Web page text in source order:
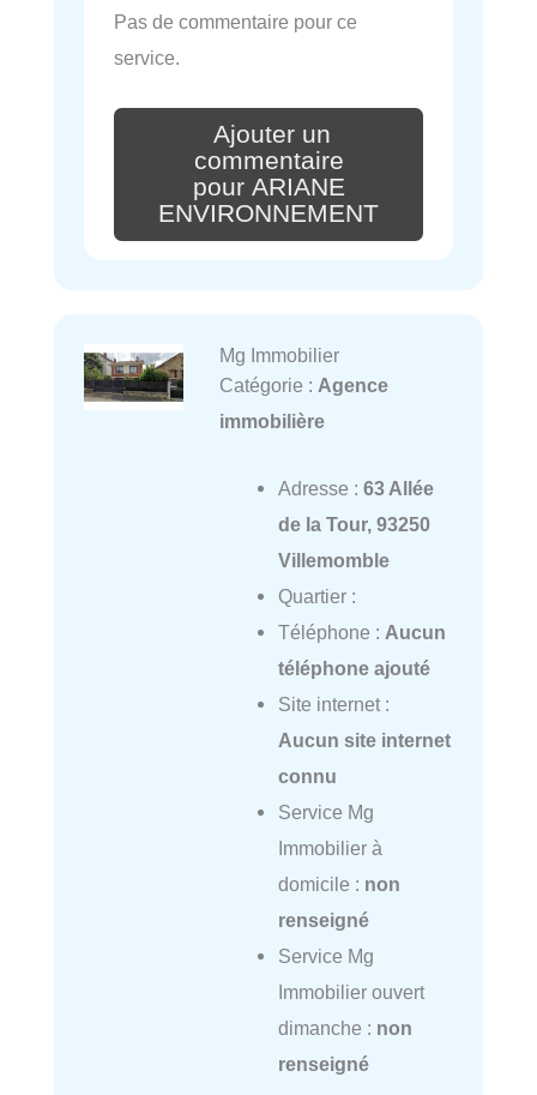
Pas de commentaire pour ce
service.
Ajouter un
commentaire
pour ARIANE
ENVIRONNEMENT
Mg Immobilier
Catégorie : Agence
immobilière
Adresse : 63 Allée
de la Tour, 93250
Villemomble
Quartier :
Téléphone : Aucun
téléphone ajouté
Site internet :
Aucun site internet
connu
Service Mg
Immobilier à
domicile : non
renseigné
Service Mg
Immobilier ouvert
dimanche : non
renseigné